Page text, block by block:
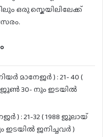
ഒരു സ്കെയിലിലേക്ക്
മാനേജർ ) : 21- 40 (
ജൂൺ 30- നും ഇടയിൽ
) : 21-32 ( 1988 ജൂലായ്
ഇടയിൽ ജനിച്ചവർ )